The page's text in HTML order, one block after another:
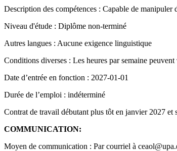
Description des compétences : Capable de manipuler
Niveau d'étude : Diplôme non-terminé
Autres langues : Aucune exigence linguistique
Conditions diverses : Les heures par semaine
Date d’entrée en fonction : 2027-01-01
Durée de l’emploi : indéterminé
Contrat de travail débutant plus tôt en janvier 2027
COMMUNICATION:
Moyen de communication : Par courriel à